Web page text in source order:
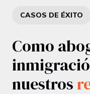
CASOS DE ÉXITO
Como
nuestros